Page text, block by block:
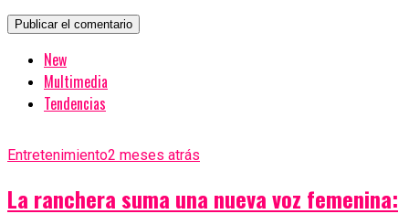
New
Multimedia
Tendencias
Entretenimiento2 meses atrás
La ranchera suma una nueva voz femenina: